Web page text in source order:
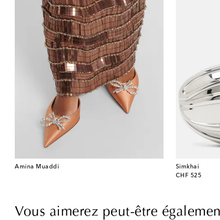
Amina Muaddi
Simkhai
CHF 525
original price
Vous aimerez peut-être